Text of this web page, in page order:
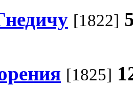
[1822]
[1825]